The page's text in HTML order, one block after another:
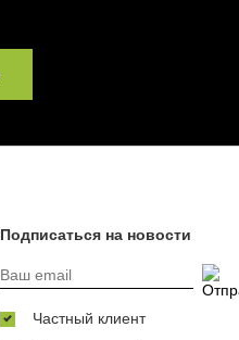
Подписаться на новости
Частный клиент